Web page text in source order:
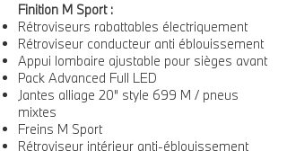
Finition M Sport :
Rétroviseurs rabattables électriquement
Rétroviseur conducteur anti éblouissement
Appui lombaire ajustable pour sièges avant
Pack Advanced Full LED
Jantes alliage 20" style 699 M / pneus
mixtes
Freins M Sport
Rétroviseur intérieur anti-éblouissement